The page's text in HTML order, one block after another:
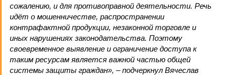
сожалению, и для противоправной деятельности. Речь
идёт о мошенничестве, распространении
контрафактной продукции, незаконной торговле и
иных нарушениях законодательства. Поэтому
своевременное выявление и ограничение доступа к
таким ресурсам является важной частью общей
системы защиты граждан», – подчеркнул Вячеслав